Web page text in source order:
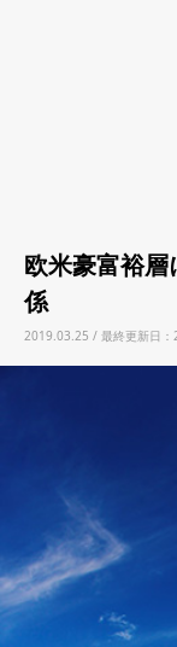
欧米豪富裕
係
2019.03.25 / 最終更新日：